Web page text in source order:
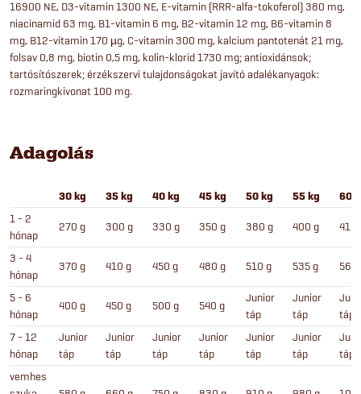
16900 NE, D3-vitamin 1300 NE, E-vitamin (RRR-alfa-tokoferol) 380 mg,
niacinamid 63 mg, B1-vitamin 6 mg, B2-vitamin 12 mg, B6-vitamin 8
mg, B12-vitamin 170 µg, C-vitamin 300 mg, kalcium pantotenát 21 mg,
folsav 0,8 mg, biotin 0,5 mg, kolin-klorid 1730 mg; antioxidánsok;
tartósítószerek; érzékszervi tulajdonságokat javító adalékanyagok:
rozmaringkivonat 100 mg.
Adagolás
30 kg 35 kg 40 kg 45 kg 50 kg 55 kg 60
1 - 2
hónap
270 g 300 g 330 g 350 g 380 g 400 g 410
3 - 4
hónap
370 g 410 g 450 g 480 g 510 g 535 g 560
5 - 6
hónap
400 g 450 g 500 g 540 g
Junior
táp
Junior
táp
táp
7 - 12
hónap
Junior
táp
Junior
táp
Junior
táp
Junior
táp
Junior
táp
Junior
táp
táp
vemhes